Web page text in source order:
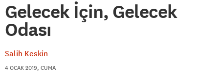
Gelecek İçin, Gelecek
Odası
Salih Keskin
4 OCAK 2019, CUMA